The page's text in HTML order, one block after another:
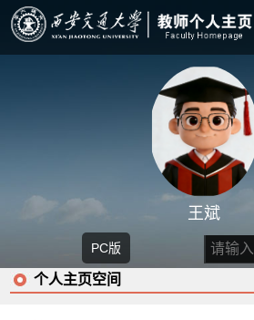
王斌
个人主页空间
PC版